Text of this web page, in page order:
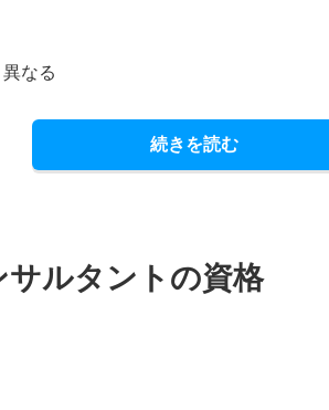
なる
続きを読む
ルタントの資格